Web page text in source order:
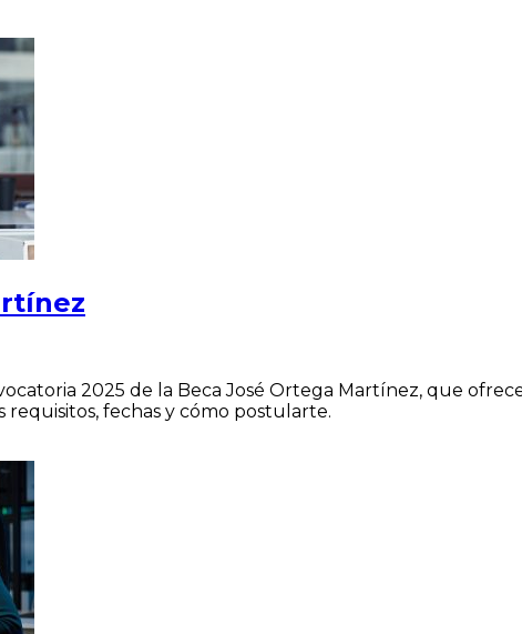
2025 de la Beca José Ortega Martínez, que
requisitos, fechas y cómo postularte.